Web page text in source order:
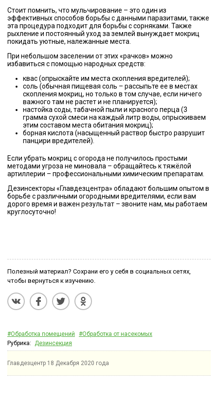
Стоит помнить, что мульчирование – это один из
эффективных способов борьбы с данными паразитами, также
эта процедура подходит для борьбы с сорняками. Также
рыхление и постоянный уход за землей вынуждает мокриц
покидать уютные, належанные места.
При небольшом заселении от этих «рачков» можно
избавиться с помощью народных средств:
квас (опрыскайте им места скопления вредителей);
соль (обычная пищевая соль – рассыпьте ее в местах
скопления мокриц, но только в том случае, если ничего
важного там не растет и не планируется);
настойка соды, табачной пыли и красного перца (3
грамма сухой смеси на каждый литр воды, опрыскиваем
этим составом места обитания мокриц);
борная кислота (насыщенный раствор быстро разрушит
панцири вредителей).
Если убрать мокриц с огорода не получилось простыми
методами угроза не миновала – обращайтесь к тяжёлой
артиллерии – профессиональными химическим препаратам.
Дезинсекторы «Главдезцентра» обладают большим опытом в
борьбе с различными огородными вредителями, если вам
дорого время и важен результат – звоните нам, мы работаем
круглосуточно!
Полезный материал? Сохрани его у себя в социальных сетях,
чтобы вернуться к изучению.
#Обработка помещений
#Обработка от насекомых
Рубрика: Дезинсекция
Главдезцентр 18 Декабря 2020 года